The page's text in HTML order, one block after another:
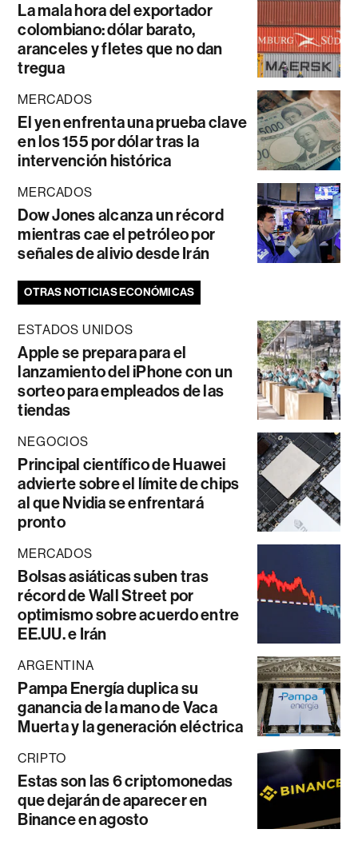
La mala hora del exportador
colombiano: dólar barato,
aranceles y fletes que no dan
tregua
MERCADOS
El yen enfrenta una prueba clave
en los 155 por dólar tras la
intervención histórica
MERCADOS
Dow Jones alcanza un récord
mientras cae el petróleo por
señales de alivio desde Irán
OTRAS NOTICIAS ECONÓMICAS
ESTADOS UNIDOS
Apple se prepara para el
lanzamiento del iPhone con un
sorteo para empleados de las
tiendas
NEGOCIOS
Principal científico de Huawei
advierte sobre el límite de chips
al que Nvidia se enfrentará
pronto
MERCADOS
Bolsas asiáticas suben tras
récord de Wall Street por
optimismo sobre acuerdo entre
EE.UU. e Irán
ARGENTINA
Pampa Energía duplica su
ganancia de la mano de Vaca
Muerta y la generación eléctrica
CRIPTO
Estas son las 6 criptomonedas
que dejarán de aparecer en
Binance en agosto